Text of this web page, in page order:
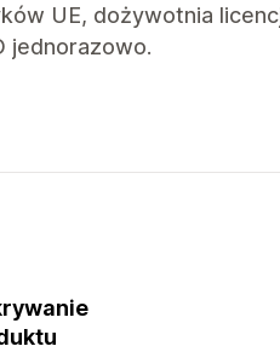
UE, dożywotnia
jednorazowo.